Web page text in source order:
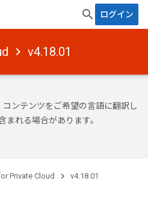
ログイン
v4.18.01
ンテンツをご希望の言語に翻訳し
まれる場合があります。
Private Cloud
v4.18.01